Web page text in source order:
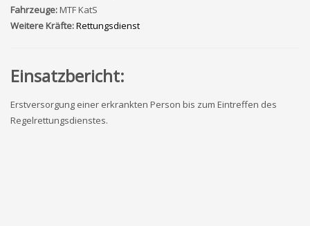
Fahrzeuge:MTF KatS
Weitere Kräfte:Rettungsdienst
Einsatzbericht:
Erstversorgung einer erkrankten Person bis zum Eintreffen des
Regelrettungsdienstes.